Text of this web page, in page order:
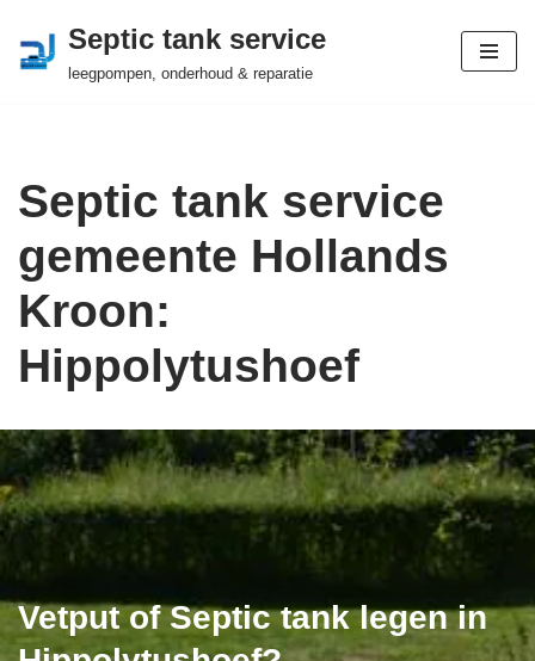
Ga
Septic tank service
leegpompen, onderhoud & reparatie
Septic tank service
gemeente Hollands
Kroon:
Hippolytushoef
Vetput of Septic tank legen in